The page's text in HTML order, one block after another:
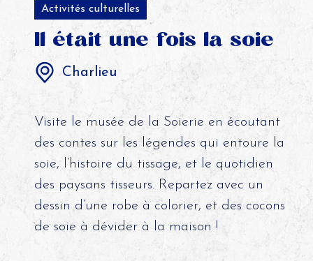
Activités culturelles
Il était une fois la soie
Charlieu
Visite le musée de la Soierie en écoutant
des contes sur les légendes qui entoure la
soie, l’histoire du tissage, et le quotidien
des paysans tisseurs. Repartez avec un
dessin d’une robe à colorier, et des cocons
de soie à dévider à la maison !